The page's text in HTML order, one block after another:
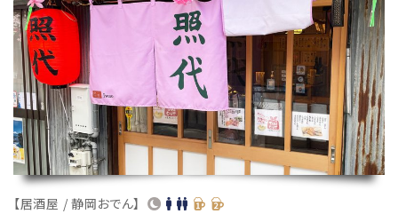
【居酒屋 / 静岡おでん】